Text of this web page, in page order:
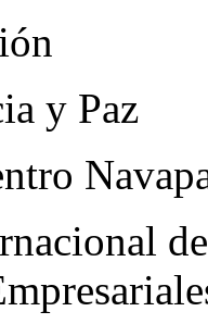
y Paz